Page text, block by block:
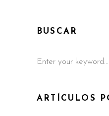
BUSCAR
for:
ARTÍCULOS